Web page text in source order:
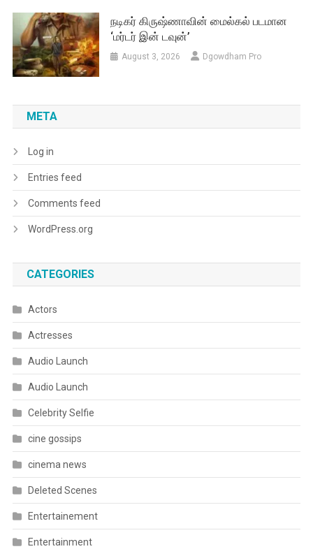
நடிகர் கிருஷ்ணாவின் மைல்கல் படமான
‘மர்டர் இன் டவுன்’
August 3, 2026 Dgowdham Pro
META
Log in
Entries feed
Comments feed
WordPress.org
CATEGORIES
Actors
Actresses
Audio Launch
Audio Launch
Celebrity Selfie
cine gossips
cinema news
Deleted Scenes
Entertainement
Entertainment